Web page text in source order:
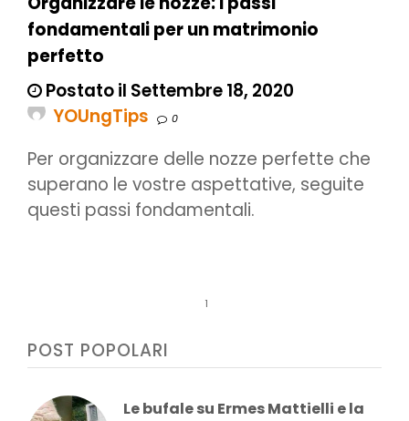
fondamentali per un matrimonio
perfetto
Postato il Settembre 18, 2020
YOUngTips
0
Per organizzare delle nozze perfette che
superano le vostre aspettative, seguite
questi passi fondamentali.
1
POST POPOLARI
Le bufale su Ermes Mattielli e la